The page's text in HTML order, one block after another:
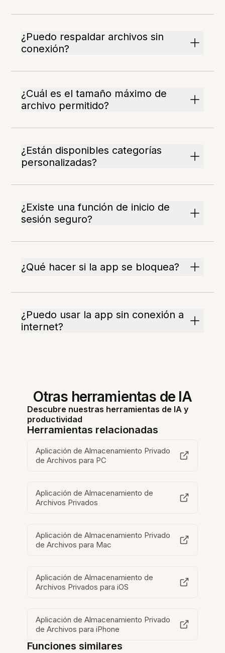
¿Puedo respaldar archivos sin
conexión?
¿Cuál es el tamaño máximo de
archivo permitido?
¿Están disponibles categorías
personalizadas?
¿Existe una función de inicio de
sesión seguro?
¿Qué hacer si la app se bloquea?
¿Puedo usar la app sin conexión a
internet?
Otras herramientas de IA
Descubre nuestras herramientas de IA y
productividad
Herramientas relacionadas
Aplicación de Almacenamiento Privado
de Archivos para PC
Aplicación de Almacenamiento de
Archivos Privados
Aplicación de Almacenamiento Privado
de Archivos para Mac
Aplicación de Almacenamiento de
Archivos Privados para iOS
Aplicación de Almacenamiento Privado
de Archivos para iPhone
Funciones similares